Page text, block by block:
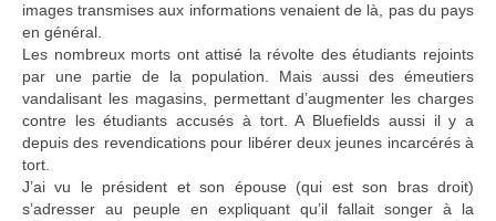
images transmises aux informations venaient de là, pas du pays
en général.
Les nombreux morts ont attisé la révolte des étudiants rejoints
par une partie de la population. Mais aussi des émeutiers
vandalisant les magasins, permettant d’augmenter les charges
contre les étudiants accusés à tort. A Bluefields aussi il y a
depuis des revendications pour libérer deux jeunes incarcérés à
tort.
J’ai vu le président et son épouse (qui est son bras droit)
s’adresser au peuple en expliquant qu’il fallait songer à la